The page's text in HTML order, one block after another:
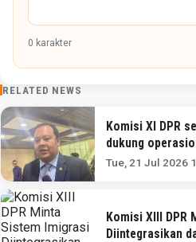
0 karakter
RELATED NEWS
Komisi XI DPR
dukung
Tue, 21 Jul 2026
Komisi XIII DPR
Diintegrasikan